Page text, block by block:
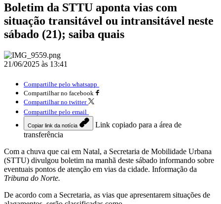
Boletim da STTU aponta vias com
situação transitável ou intransitável neste
sábado (21); saiba quais
21/06/2025 às 13:41
Compartilhe pelo whatsapp
Compartilhar no facebook
Compartilhar no twitter
Compartilhe pelo email
Copiar link da notícia
Link copiado para a área de
transferência
Com a chuva que cai em Natal, a Secretaria de Mobilidade Urbana
(STTU) divulgou boletim na manhã deste sábado informando sobre
eventuais pontos de atenção em vias da cidade. Informação da
Tribuna do Norte.
De acordo com a Secretaria, as vias que apresentarem situações de